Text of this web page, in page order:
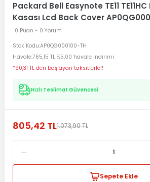
Packard Bell Easynote TE11
Kasası Lcd Back Cover
0 Puan - 0 Yorum
Stok Kodu AP0QG000100-TH
Havale765,15 TL %5,00 havale indirimi
*90,31 TL den başlayan taksitlerle!!
Hızlı Teslimat Güvencesi
805,42 TL1.073,90 TL
Sepete Ekle